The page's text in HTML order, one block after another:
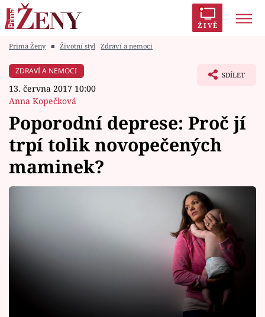
ŽIVĚ
Módní alarm
Zrádci
Témata
Celebrity
Seriály
Prima Ženy ■ Životní styl Zdraví a nemoci
ZDRAVÍ A NEMOCI
13. června 2017 10:00
Anna Kopečková
SDÍLET
Poporodní deprese: Proč jí
trpí tolik novopečených
maminek?